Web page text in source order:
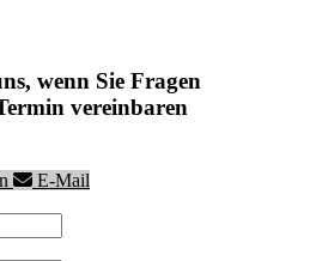
wenn Sie Fragen
vereinbaren
E-Mail